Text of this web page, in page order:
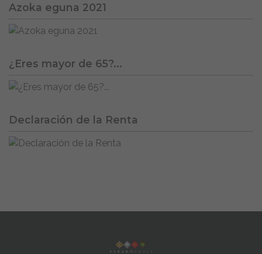
Azoka eguna 2021
¿Eres mayor de 65?...
Declaración de la Renta